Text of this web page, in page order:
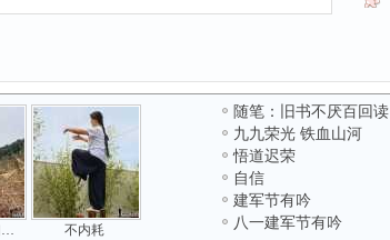
西江月·莫负初心追梦 不内耗
随笔：旧书不厌百回读
九九荣光 铁血山河
悟道迟荣
自信
建军节有吟
八一建军节有吟